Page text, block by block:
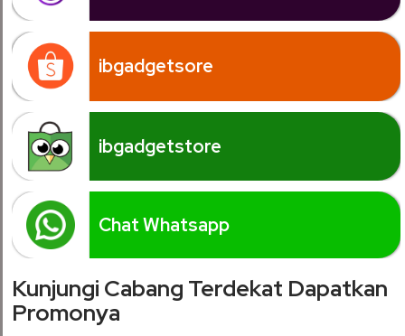
ibgadgetsore
ibgadgetstore
Chat Whatsapp
Kunjungi Cabang Terdekat Dapatkan
Promonya